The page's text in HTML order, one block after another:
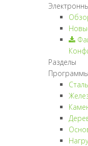
Разделы
Программы